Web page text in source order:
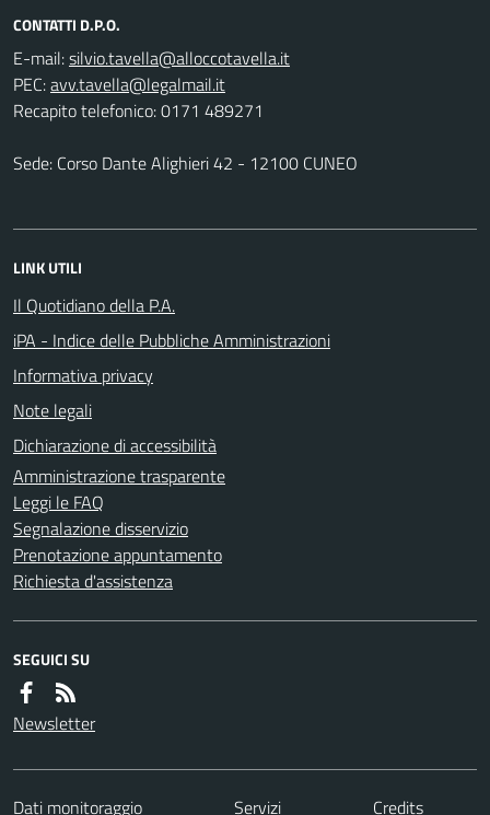
CONTATTI D.P.O.
E-mail:
PEC:
Recapito telefonico: 0171 489271
Sede: Corso Dante Alighieri 42 - 12100 CUNEO
LINK UTILI
Il Quotidiano della P.A.
iPA - Indice delle Pubbliche Amministrazioni
Informativa privacy
Note legali
Dichiarazione di accessibilità
Amministrazione trasparente
Leggi le FAQ
Segnalazione disservizio
Prenotazione appuntamento
Richiesta d'assistenza
SEGUICI SU
Newsletter
Dati monitoraggio Servizi Credits